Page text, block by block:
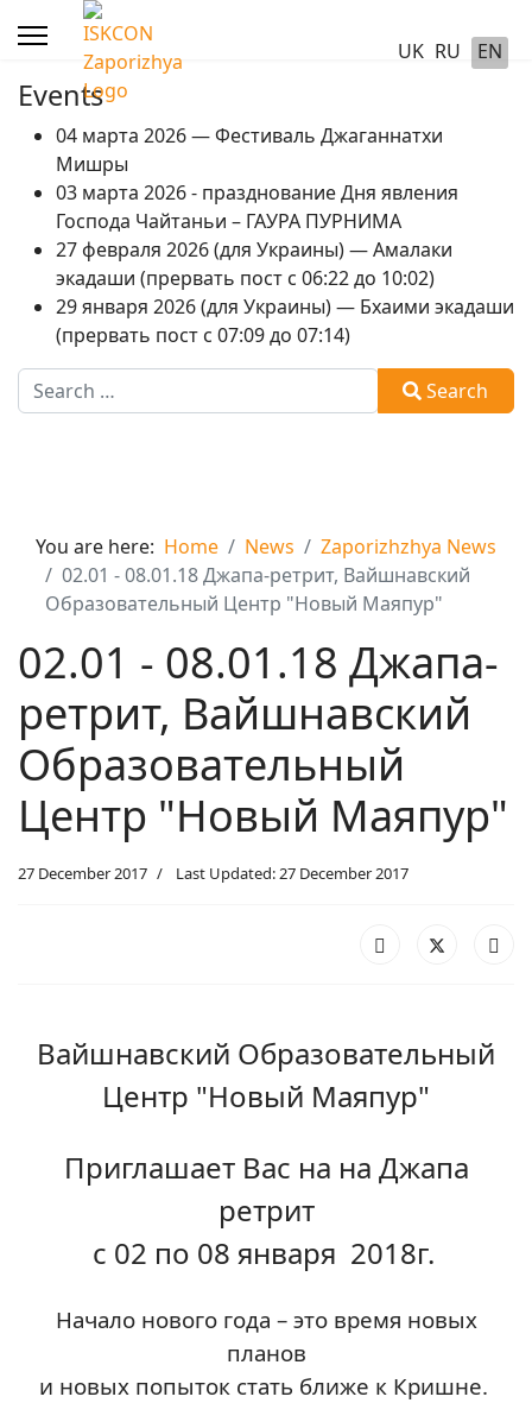
UK RU EN
Events
04 марта 2026 — Фестиваль Джаганнатхи
Мишры
03 марта 2026 - празднование Дня явления
Господа Чайтаньи – ГАУРА ПУРНИМА
27 февраля 2026 (для Украины) — Амалаки
экадаши (прервать пост с 06:22 до 10:02)
29 января 2026 (для Украины) — Бхаими экадаши
(прервать пост с 07:09 до 07:14)
Search
Search
You are here: Home News
Zaporizhzhya News
02.01 - 08.01.18 Джапа-ретрит, Вайшнавский
Образовательный Центр "Новый Маяпур"
02.01 - 08.01.18 Джапа-
ретрит, Вайшнавский
Образовательный
Центр "Новый Маяпур"
27 December 2017 Last Updated: 27 December 2017
Вайшнавский Образовательный
Центр "Новый Маяпур"
Приглашает Вас на на Джапа
ретрит
с 02 по 08 января 2018г.
Начало нового года – это время новых
планов
и новых попыток стать ближе к Кришне.